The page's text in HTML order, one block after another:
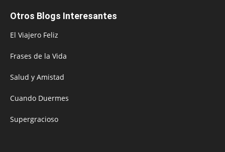
Otros Blogs Interesantes
El Viajero Feliz
Frases de la Vida
Salud y Amistad
Cuando Duermes
Supergracioso